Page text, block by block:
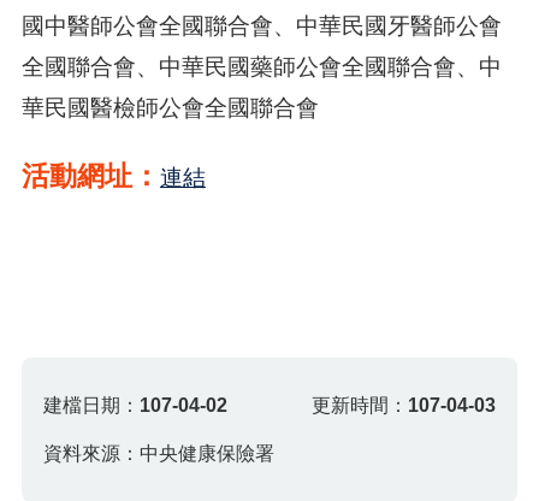
國中醫師公會全國聯合會、中華民國牙醫師公會
全國聯合會、中華民國藥師公會全國聯合會、中
華民國醫檢師公會全國聯合會
活動網址： 連結
建檔日期： 107-04-02 更新時間： 107-04-03
資料來源：中央健康保險署